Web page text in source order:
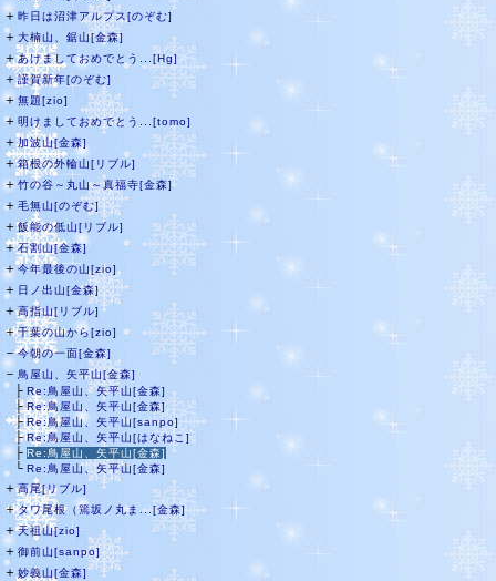
＋ 昨日は沼津アルプス[のぞむ]
＋ 大楠山、鋸山[金森]
＋あけましておめでとう...[Hg]
＋謹賀新年[のぞむ]
＋ 無題[zio]
＋ 明けましておめでとう...[tomo]
＋加波山[金森]
＋箱根の外輪山[リブル]
＋ 竹の谷～丸山～真福寺[金森]
＋ 毛無山[のぞむ]
＋飯能の低山[リブル]
＋石割山[金森]
＋今年最後の山[zio]
＋ 日ノ出山[金森]
＋高指山[リブル]
＋千葉の山から[zio]
－今朝の一面[金森]
－ 鳥屋山、矢平山[金森]
├ Re:鳥屋山、矢平山[金森]
├Re:鳥屋山、矢平山[金森]
├Re:鳥屋山、矢平山[sanpo]
├Re:鳥屋山、矢平山[はなねこ]
├ Re:鳥屋山、矢平山[金森]
└ Re:鳥屋山、矢平山[金森]
＋高尾[リブル]
＋タワ尾根（篶坂ノ丸ま...[金森]
＋天祖山[zio]
＋ 御前山[sanpo]
＋ 妙義山[金森]